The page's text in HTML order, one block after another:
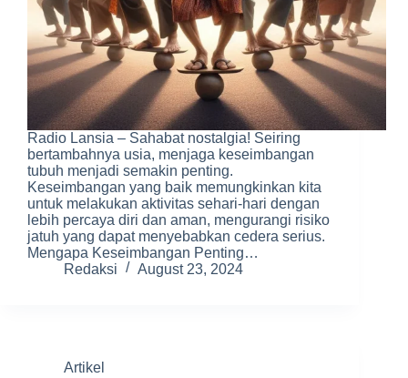
Radio Lansia – Sahabat nostalgia! Seiring
bertambahnya usia, menjaga keseimbangan
tubuh menjadi semakin penting.
Keseimbangan yang baik memungkinkan kita
untuk melakukan aktivitas sehari-hari dengan
lebih percaya diri dan aman, mengurangi risiko
jatuh yang dapat menyebabkan cedera serius.
Mengapa Keseimbangan Penting…
Redaksi
August 23, 2024
Artikel